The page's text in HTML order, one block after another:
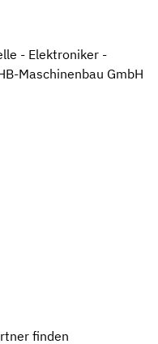
- Elektroniker -
Maschinenbau GmbH
finden